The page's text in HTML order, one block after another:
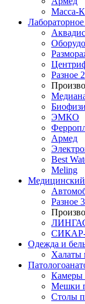
Масса-К
Разное 2
ЭМКО
Армед
Best
Meling
Медицинский
Разное 3
Одежда и
Халаты
Камеры
Мешки
Столы